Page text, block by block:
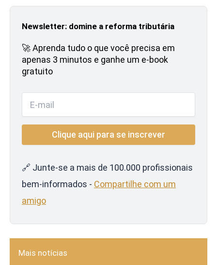
Newsletter: domine a reforma tributária
🚀 Aprenda tudo o que você precisa em
apenas 3 minutos e ganhe um e-book
gratuito
🔗 Junte-se a mais de 100.000 profissionais
bem-informados - Compartilhe com um
amigo
Mais notícias